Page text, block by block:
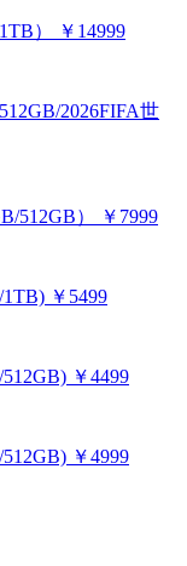
） ￥14999
2026FIFA世
512GB） ￥7999
1TB) ￥5499
￥4499
￥4999